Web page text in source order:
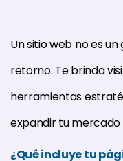
Un sitio web no es
retorno. Te brinda
herramientas
expandir tu
¿Qué incluye tu